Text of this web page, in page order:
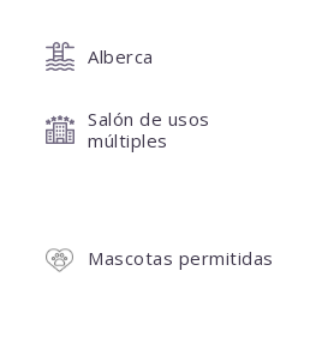
Alberca
Salón de usos
múltiples
Mascotas permitidas